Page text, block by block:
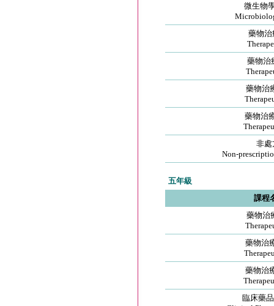
微生物
藥物治
藥物治
藥物治
藥物治
非處
Non-
五年級
課程
藥物治
藥物治
藥物治
臨床藥